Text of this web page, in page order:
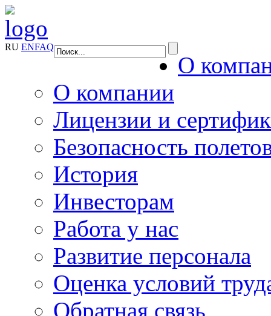
RU ENFAQ
О
О компании
Лицензии и
Безопасность
История
Инвесторам
Работа у нас
Развитие персонала
Оценка условий
Обратная связь